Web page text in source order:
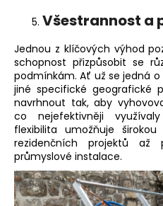
Všestrannost a
Jednou z klíčových výhod
schopnost přizpůsobit se
podmínkám. Ať už se jedná
jiné specifické geografické
navrhnout tak, aby
co nejefektivněji
flexibilita umožňuje
rezidenčních projektů
průmyslové instalace.